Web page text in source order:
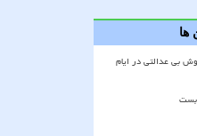
ها
بی عدالتی در ایام
بست